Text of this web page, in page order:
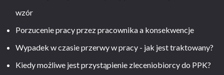
wzór
Porzucenie pracy przez pracownika a konsekwencje
Wypadek w czasie przerwy w pracy - jak jest traktowany?
Kiedy możliwe jest przystąpienie zleceniobiorcy do PPK?